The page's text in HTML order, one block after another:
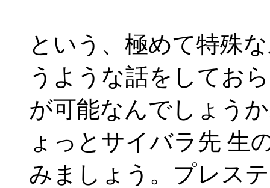
という、極めて特殊
うような話をしてお
が可能なんでしょう
ょっとサイバラ先 生
みましょう。プレス